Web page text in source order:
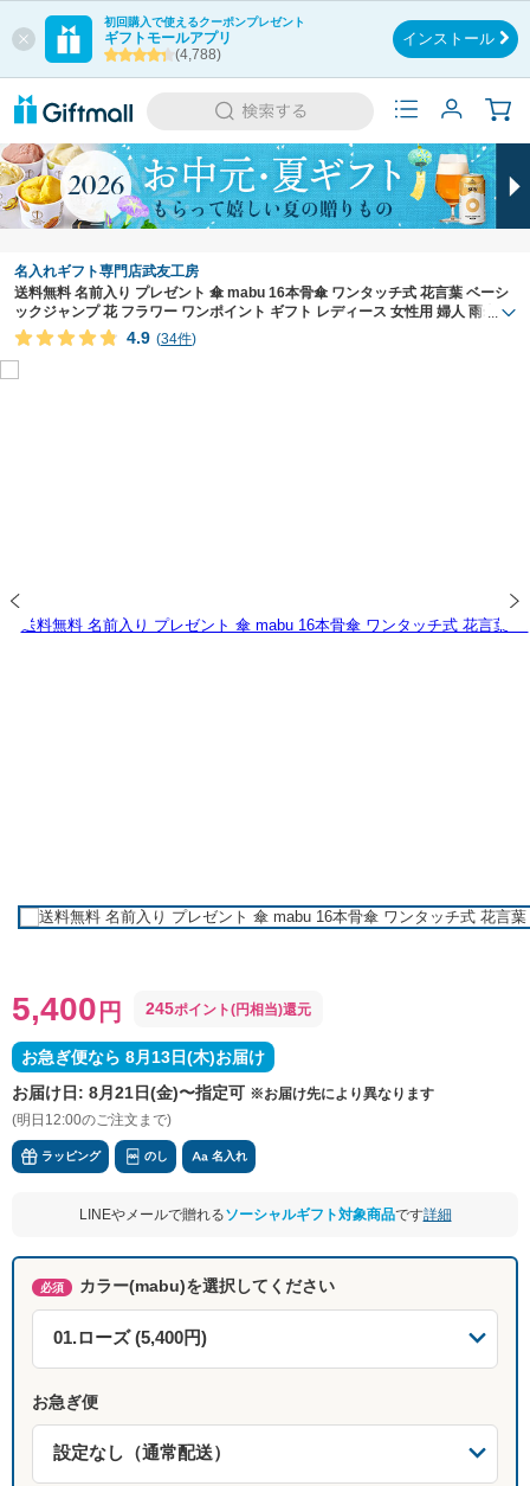
初回購入で使えるクーポンプレゼント
ギフトモールアプリ
(4,788)
インストール
名入れギフト専門店武友工房
送料無料 名前入り プレゼント 傘 mabu 16本骨傘 ワンタッチ式 花言葉 ベーシ
ックジャンプ 花 フラワー ワンポイント ギフト レディース 女性用 婦人 雨傘 日
傘 晴雨兼用 SMV アネモネ ローズ サンフラワー ダリア ブロッサム マーガレッ
ト スミレ クレマチス /傘/
4.9 (34件)
5,400 円 245ポイント(円相当)還元
お急ぎ便なら 8月13日(木)お届け
お届け日: 8月21日(金)〜指定可 ※お届け先により異なります
(明日12:00のご注文まで)
ラッピング のし 名入れ
LINEやメールで贈れるソーシャルギフト対象商品です詳細
必須 カラー(mabu)を選択してください
お急ぎ便